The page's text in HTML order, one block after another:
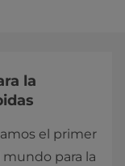
la
el primer
para la